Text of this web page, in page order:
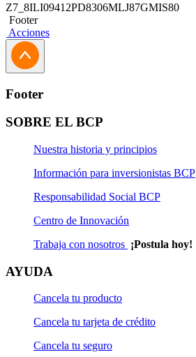
Z7_8ILI09412PD8306MLJ87GMIS80
Footer
Acciones
Footer
SOBRE EL BCP
Nuestra historia y principios
Información para inversionistas BCP
Responsabilidad Social BCP
Centro de Innovación
Trabaja con nosotros ¡Postula hoy!
AYUDA
Cancela tu producto
Cancela tu tarjeta de crédito
Cancela tu seguro